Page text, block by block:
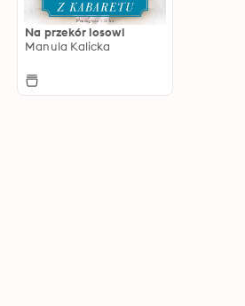
Na przekór losowi
Manula Kalicka